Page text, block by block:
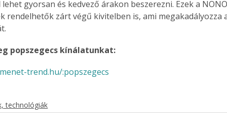
az
Old
új,
Együtt jobban megéri!
Bővebb információ itt!
Együtt jobban megéri! A
áron, 0 Ft postaköltséggel
megrendelhetők!
gyorsan és kedvező árakon beszerezni. Ezek a
rendelhetők zárt végű kivitelben is, ami megakadályozza
popszegecs kínálatunkat:
trend.hu/:popszegecs
technológiák